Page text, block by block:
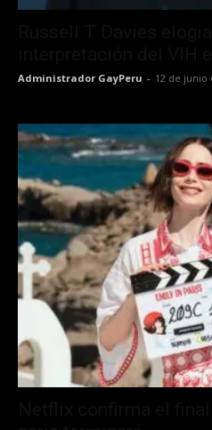
Administrador GayPeru - 12 de junio